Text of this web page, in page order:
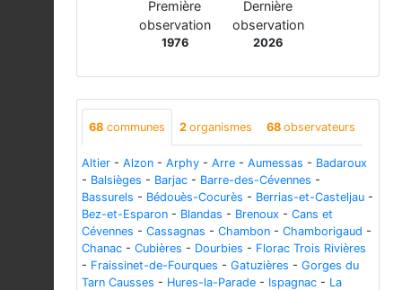
Première
observation
1976
Dernière
observation
2026
68 communes 2 organismes 68 observateurs
Altier - Alzon - Arphy - Arre - Aumessas - Badaroux
- Balsièges - Barjac - Barre-des-Cévennes -
Bassurels - Bédouès-Cocurès - Berrias-et-Casteljau -
Bez-et-Esparon - Blandas - Brenoux - Cans et
Cévennes - Cassagnas - Chambon - Chamborigaud -
Chanac - Cubières - Dourbies - Florac Trois Rivières
- Fraissinet-de-Fourques - Gatuzières - Gorges du
Tarn Causses - Hures-la-Parade - Ispagnac - La